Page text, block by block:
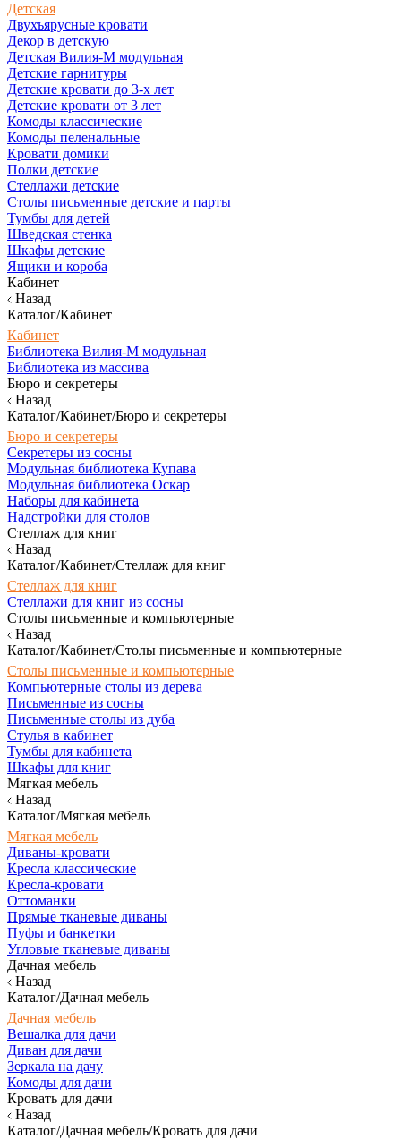
Детская
Двухъярусные кровати
Декор в детскую
Детская Вилия-М модульная
Детские гарнитуры
Детские кровати до 3-х лет
Детские кровати от 3 лет
Комоды классические
Комоды пеленальные
Кровати домики
Полки детские
Стеллажи детские
Столы письменные детские и парты
Тумбы для детей
Шведская стенка
Шкафы детские
Ящики и короба
Кабинет
Назад
Каталог/Кабинет
Кабинет
Библиотека Вилия-М модульная
Библиотека из массива
Бюро и секретеры
Назад
Каталог/Кабинет/Бюро и секретеры
Бюро и секретеры
Секретеры из сосны
Модульная библиотека Купава
Модульная библиотека Оскар
Наборы для кабинета
Надстройки для столов
Стеллаж для книг
Назад
Каталог/Кабинет/Стеллаж для книг
Стеллаж для книг
Стеллажи для книг из сосны
Столы письменные и компьютерные
Назад
Каталог/Кабинет/Столы письменные и компьютерные
Столы письменные и компьютерные
Компьютерные столы из дерева
Письменные из сосны
Письменные столы из дуба
Стулья в кабинет
Тумбы для кабинета
Шкафы для книг
Мягкая мебель
Назад
Каталог/Мягкая мебель
Мягкая мебель
Диваны-кровати
Кресла классические
Кресла-кровати
Оттоманки
Прямые тканевые диваны
Пуфы и банкетки
Угловые тканевые диваны
Дачная мебель
Назад
Каталог/Дачная мебель
Дачная мебель
Вешалка для дачи
Диван для дачи
Зеркала на дачу
Комоды для дачи
Кровать для дачи
Назад
Каталог/Дачная мебель/Кровать для дачи